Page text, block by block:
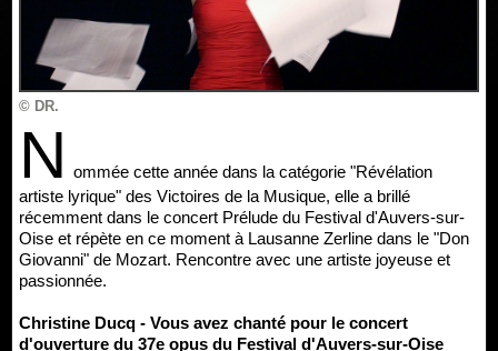
© DR.
N ommée cette année dans la catégorie "Révélation
artiste lyrique" des Victoires de la Musique, elle a brillé
récemment dans le concert Prélude du Festival d'Auvers-sur-
Oise et répète en ce moment à Lausanne Zerline dans le "Don
Giovanni" de Mozart. Rencontre avec une artiste joyeuse et
passionnée.
Christine Ducq - Vous avez chanté pour le concert
d'ouverture du 37e opus du Festival d'Auvers-sur-Oise